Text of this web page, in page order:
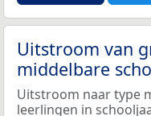
Uitstroom van
middelbare
Uitstroom naar type
leerlingen in